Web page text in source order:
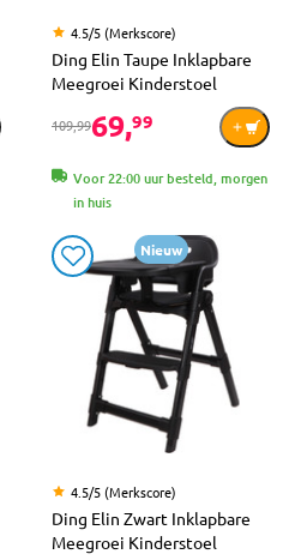
4.5/5 (Merkscore)
Ding Elin Taupe Inklapbare
Meegroei Kinderstoel
109,9969,99
Voor 22:00 uur besteld, morgen
in huis
Nieuw
4.5/5 (Merkscore)
Ding Elin Zwart Inklapbare
Meegroei Kinderstoel